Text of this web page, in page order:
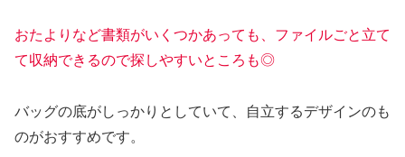
おたよりなど書類がいくつかあっても、ファイルごと立て
て収納できるので探しやすいところも◎
バッグの底がしっかりとしていて、自立するデザインのも
のがおすすめです。